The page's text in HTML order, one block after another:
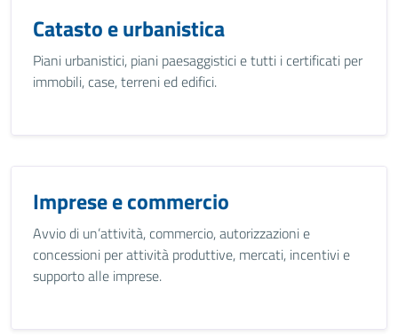
Catasto e urbanistica
Piani urbanistici, piani paesaggistici e tutti i certificati per
immobili, case, terreni ed edifici.
Imprese e commercio
Avvio di un’attività, commercio, autorizzazioni e
concessioni per attività produttive, mercati, incentivi e
supporto alle imprese.